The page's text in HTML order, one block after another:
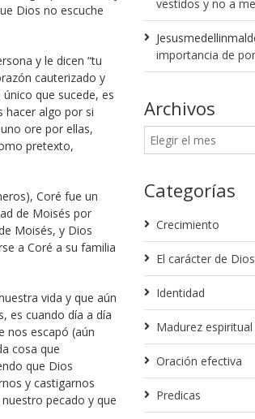
Dios no escuche
y le dicen “tu
cauterizado y
que sucede, es
hacer algo por si
ore por ellas,
pretexto,
Coré fue un
de Moisés por
Moisés, y Dios
a Coré a su familia
vida y que aún
es cuando día a día
nos escapó (aún
cosa que
que Dios
y castigarnos
pecado y que
vestidos y no a
importancia de
Archivos
Categorías
Crecimiento
El carácter de Dios
Identidad
Madurez espiritual
Oración efectiva
Predicas